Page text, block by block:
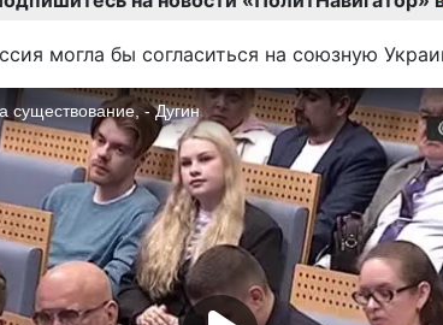
могла бы согласиться на союзную